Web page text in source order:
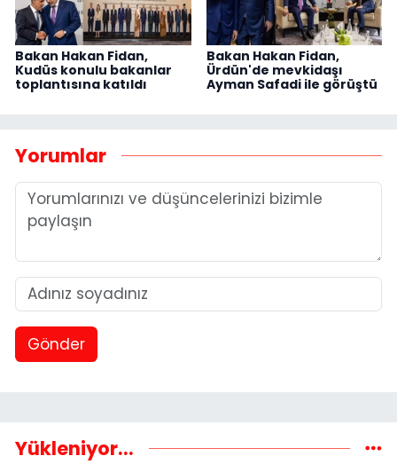
Bakan Hakan Fidan,
Kudüs konulu bakanlar
toplantısına katıldı
Bakan Hakan Fidan,
Ürdün'de mevkidaşı
Ayman Safadi ile görüştü
Yorumlar
Gönder
Yükleniyor...